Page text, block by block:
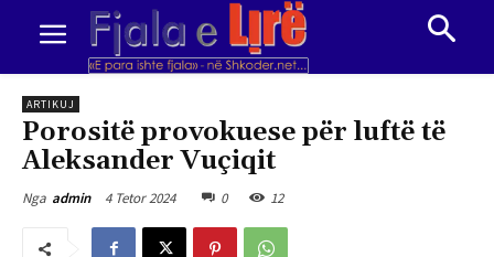
ARTIKUJ
Porositë provokuese për luftë të
Aleksander Vuçiqit
Nga admin 4 Tetor 2024 0 12